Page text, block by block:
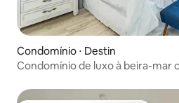
Condomínio ⋅ Destin
Condomínio de luxo à beira-mar